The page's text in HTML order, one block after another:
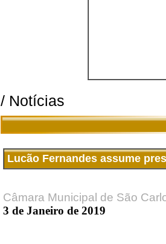
/ Notícias
Lucão Fernandes assume
Câmara Municipal de São
3 de Janeiro de 2019